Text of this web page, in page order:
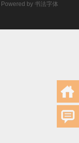
Powered by 书法字体